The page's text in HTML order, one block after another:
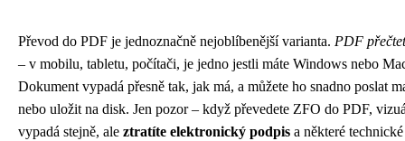
Převod do PDF je jednoznačně nejoblíbenější varianta. PDF
– v mobilu, tabletu, počítači, je jedno jestli máte Windows nebo
Dokument vypadá přesně tak, jak má, a můžete ho snadno poslat
nebo uložit na disk. Jen pozor – když převedete ZFO do PDF,
vypadá stejně, ale ztratíte elektronický podpis a některé technické